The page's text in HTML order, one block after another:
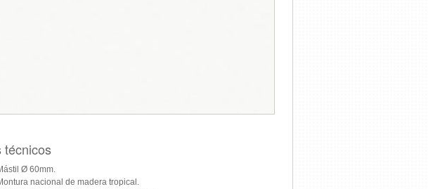
técnicos
Ø 60mm.
nacional de madera tropical.